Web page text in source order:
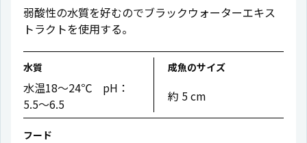
弱酸性の水質を好むのでブラックウォーターエキス
トラクトを使用する。
水質
水温18〜24℃ pH：
5.5〜6.5
成魚のサイズ
約 5 cm
フード